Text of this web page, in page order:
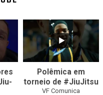
46 1
Polêmica em
torneio de #JiuJitsu
VF Comunica